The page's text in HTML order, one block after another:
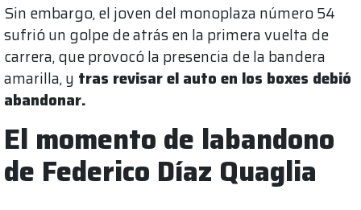
Sin embargo, el joven del monoplaza número 54
sufrió un golpe de atrás en la primera vuelta de
carrera, que provocó la presencia de la bandera
amarilla, y tras revisar el auto en los boxes debió
abandonar.
El momento de labandono
de Federico Díaz Quaglia